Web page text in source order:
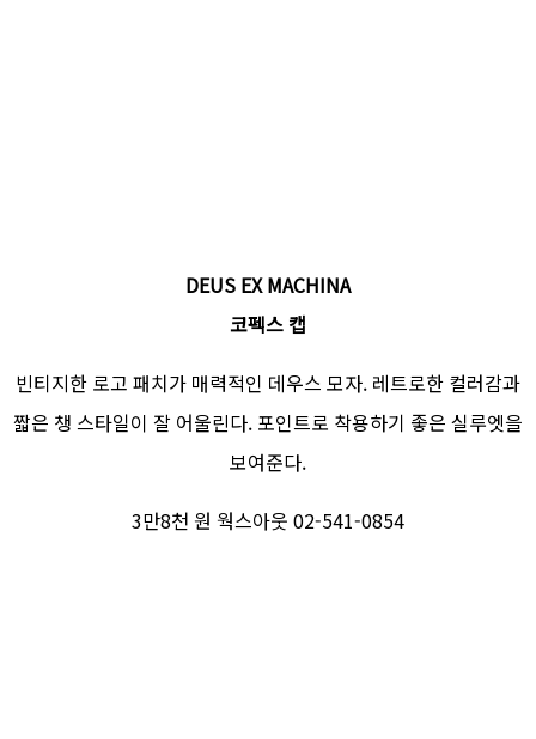
DEUS EX MACHINA
코펙스 캡
빈티지한 로고 패치가 매력적인 데우스 모자. 레트로한 컬러감과
짧은 챙 스타일이 잘 어울린다. 포인트로 착용하기 좋은 실루엣을
보여준다.
3만8천 원 웍스아웃 02-541-0854